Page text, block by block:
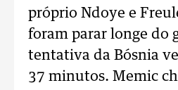
próprio Ndoye e
foram parar longe do
tentativa da Bósnia
37 minutos. Memic